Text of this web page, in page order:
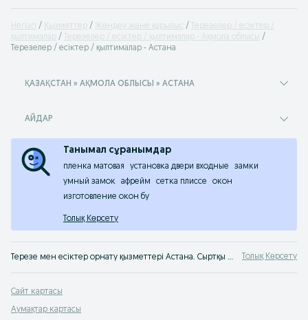
Негізгі Қызметтер Жөндеу жəне құрылыс
Терезелер / есіктер /
қылтималар
Терезелер / есіктер / қылтималар - Ақмола облысы
Терезелер / есіктер / қылтималар - Астана
ҚАЗАҚСТАН » АҚМОЛА ОБЛЫСЫ » АСТАНА
АЙДАР
Танымал сұранымдар
пленка матовая установка двери входные
замки
умный замок
афрейм сетка плиссе
окон
изготовление окон бу
Толық Көрсету
Терезе мен есіктер орнату қызметтері Астана. Сыртқы есіктер, пластик және ағаш терезелерді монтаждау. Құрастыру және орнату шеберлерін OLX.kz Астана сервисінен табуға болады Толық Көрсету
Сайт картасы
Аумақтар картасы